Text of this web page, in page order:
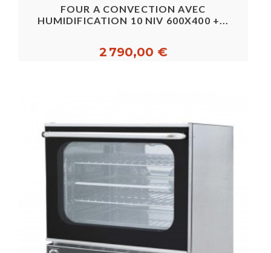
FOUR A CONVECTION AVEC
HUMIDIFICATION 10 NIV 600X400 +...
2 790,00 €